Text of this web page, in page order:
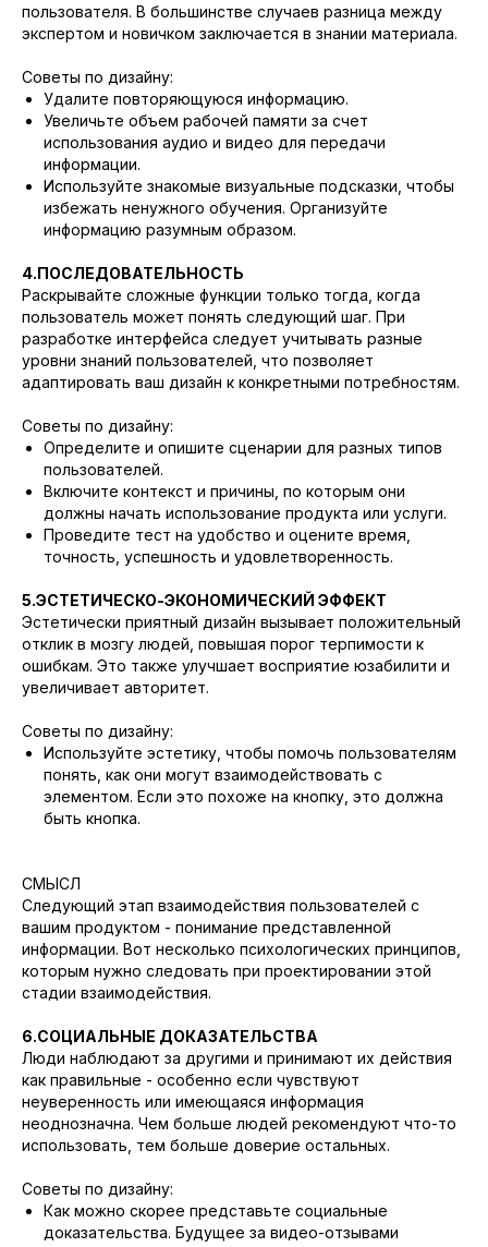
пользователя. В большинстве случаев разница между
экспертом и новичком заключается в знании материала.
Советы по дизайну:
Удалите повторяющуюся информацию.
Увеличьте объем рабочей памяти за счет
использования аудио и видео для передачи
информации.
Используйте знакомые визуальные подсказки, чтобы
избежать ненужного обучения. Организуйте
информацию разумным образом.
4.ПОСЛЕДОВАТЕЛЬНОСТЬ
Раскрывайте сложные функции только тогда, когда
пользователь может понять следующий шаг. При
разработке интерфейса следует учитывать разные
уровни знаний пользователей, что позволяет
адаптировать ваш дизайн к конкретными потребностям.
Советы по дизайну:
Определите и опишите сценарии для разных типов
пользователей.
Включите контекст и причины, по которым они
должны начать использование продукта или услуги.
Проведите тест на удобство и оцените время,
точность, успешность и удовлетворенность.
5.ЭСТЕТИЧЕСКО-ЭКОНОМИЧЕСКИЙ ЭФФЕКТ
Эстетически приятный дизайн вызывает положительный
отклик в мозгу людей, повышая порог терпимости к
ошибкам. Это также улучшает восприятие юзабилити и
увеличивает авторитет.
Советы по дизайну:
Используйте эстетику, чтобы помочь пользователям
понять, как они могут взаимодействовать с
элементом. Если это похоже на кнопку, это должна
быть кнопка.
СМЫСЛ
Следующий этап взаимодействия пользователей с
вашим продуктом - понимание представленной
информации. Вот несколько психологических принципов,
которым нужно следовать при проектировании этой
стадии взаимодействия.
6.СОЦИАЛЬНЫЕ ДОКАЗАТЕЛЬСТВА
Люди наблюдают за другими и принимают их действия
как правильные - особенно если чувствуют
неуверенность или имеющаяся информация
неоднозначна. Чем больше людей рекомендуют что-то
использовать, тем больше доверие остальных.
Советы по дизайну:
Как можно скорее представьте социальные
доказательства. Будущее за видео-отзывами